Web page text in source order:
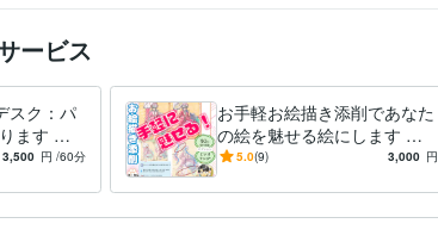
ービス
スク：パ
ます 日
フトでの1
3,500 円 /60分
お手軽お絵描き添削であなた
の絵を魅せる絵にします 絵
の課題分析で原因と再現でき
5.0(9) 3,000 円